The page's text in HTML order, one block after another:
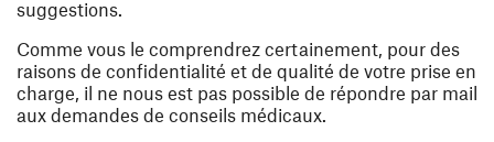
suggestions.
Comme vous le comprendrez certainement, pour des
raisons de confidentialité et de qualité de votre prise en
charge, il ne nous est pas possible de répondre par mail
aux demandes de conseils médicaux.